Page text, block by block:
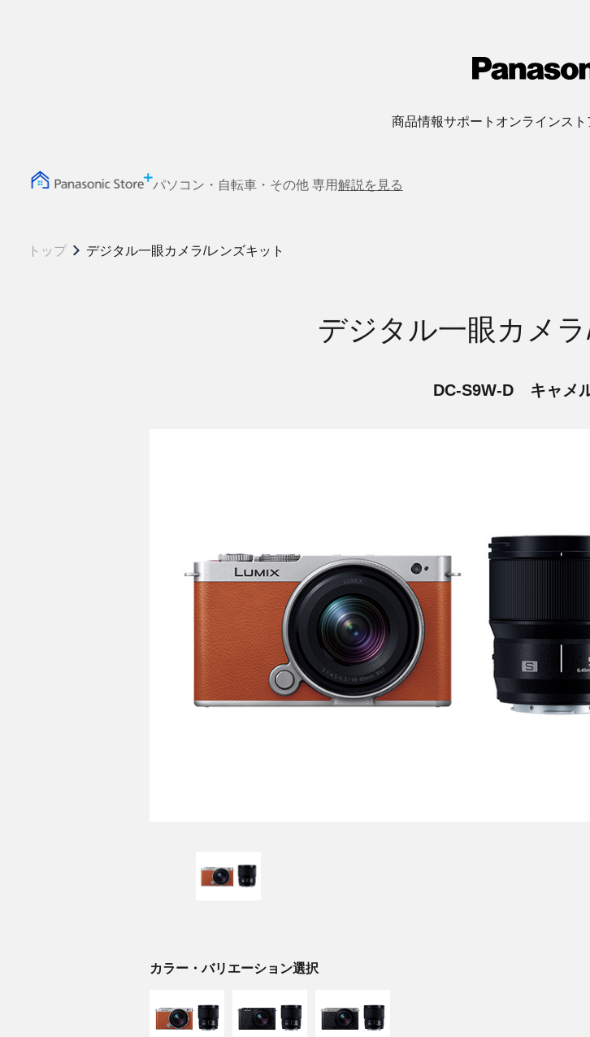
商品情報サポート オンラインスト
パソコン・自転車・その他 専用解説を見る
トップ デジタル一眼カメラ/レンズキット
デジタル一眼カメ
DC-S9W-D キャメ
カラー・バリエーション選択